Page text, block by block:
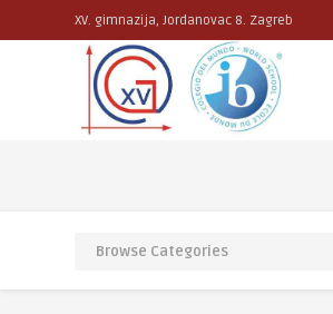
XV. gimnazija, Jordanovac 8. Zagreb